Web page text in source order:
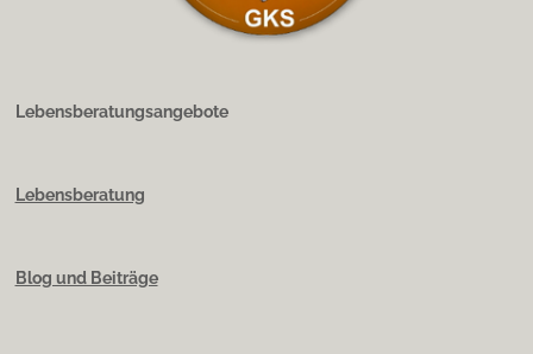
Lebensberatungsangebote
Lebensberatung
Blog und Beiträge